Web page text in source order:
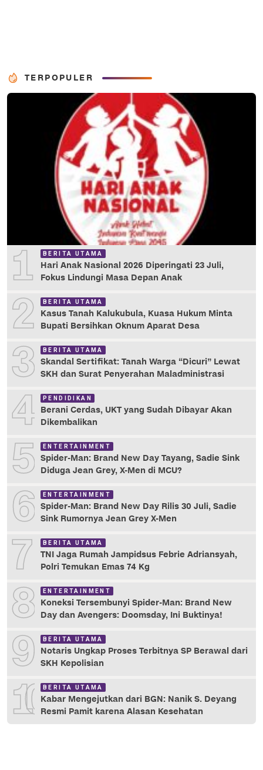
TERPOPULER
1 BERITA UTAMA
Hari Anak Nasional 2026 Diperingati 23 Juli,
Fokus Lindungi Masa Depan Anak
2 BERITA UTAMA
Kasus Tanah Kalukubula, Kuasa Hukum Minta
Bupati Bersihkan Oknum Aparat Desa
3 BERITA UTAMA
Skandal Sertifikat: Tanah Warga “Dicuri” Lewat
SKH dan Surat Penyerahan Maladministrasi
4 PENDIDIKAN
Berani Cerdas, UKT yang Sudah Dibayar Akan
Dikembalikan
5 ENTERTAINMENT
Spider-Man: Brand New Day Tayang, Sadie Sink
Diduga Jean Grey, X-Men di MCU?
6 ENTERTAINMENT
Spider-Man: Brand New Day Rilis 30 Juli, Sadie
Sink Rumornya Jean Grey X-Men
7 BERITA UTAMA
TNI Jaga Rumah Jampidsus Febrie Adriansyah,
Polri Temukan Emas 74 Kg
8 ENTERTAINMENT
Koneksi Tersembunyi Spider-Man: Brand New
Day dan Avengers: Doomsday, Ini Buktinya!
9 BERITA UTAMA
Notaris Ungkap Proses Terbitnya SP Berawal dari
SKH Kepolisian
10 BERITA UTAMA
Kabar Mengejutkan dari BGN: Nanik S. Deyang
Resmi Pamit karena Alasan Kesehatan